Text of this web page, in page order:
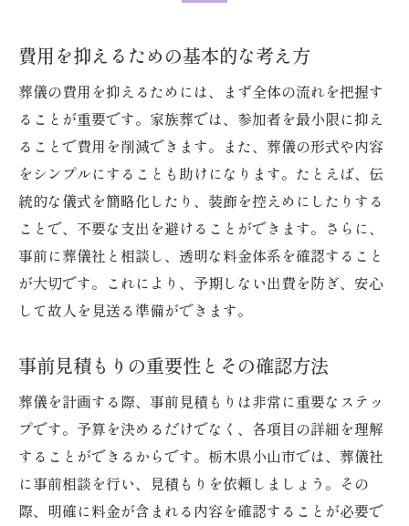
費用を抑えるための基本的な考え方
葬儀の費用を抑えるためには、まず全体の流れを把握す
ることが重要です。家族葬では、参加者を最小限に抑え
ることで費用を削減できます。また、葬儀の形式や内容
をシンプルにすることも助けになります。たとえば、伝
統的な儀式を簡略化したり、装飾を控えめにしたりする
ことで、不要な支出を避けることができます。さらに、
事前に葬儀社と相談し、透明な料金体系を確認すること
が大切です。これにより、予期しない出費を防ぎ、安心
して故人を見送る準備ができます。
事前見積もりの重要性とその確認方法
葬儀を計画する際、事前見積もりは非常に重要なステッ
プです。予算を決めるだけでなく、各項目の詳細を理解
することができるからです。栃木県小山市では、葬儀社
に事前相談を行い、見積もりを依頼しましょう。その
際、明確に料金が含まれる内容を確認することが必要で